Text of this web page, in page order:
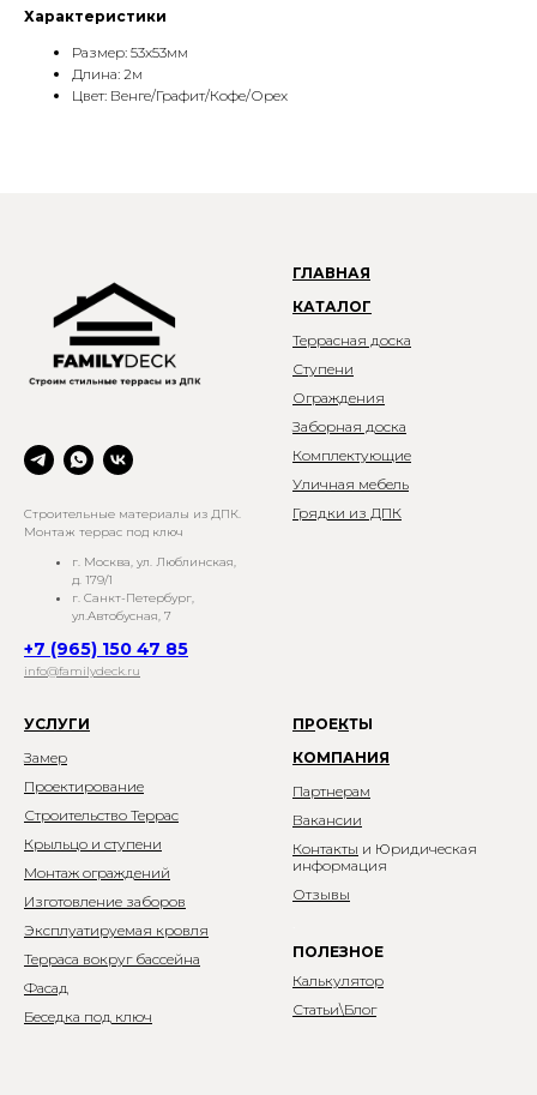
Характеристики
Размер: 53x53мм
Длина: 2м
Цвет: Венге/Графит/Кофе/Орех
Строительные материалы из ДПК.
Монтаж террас под ключ
г. Москва, ул. Люблинская,
д. 179/1
г. Санкт-Петербург,
ул.Автобусная, 7
+7 (965) 150 47 85
info@familydeck.ru
ГЛАВНАЯ
КАТАЛОГ
Террасная доска
Ступени
Ограждения
Заборная доска
Комплектующие
Уличная мебель
Грядки из ДПК
УСЛУГИ
Замер
Проектирование
Строительство Террас
Крыльцо и ступени
Монтаж ограждений
Изготовление заборов
Эксплуатируемая кровля
Терраса вокруг бассейна
Фасад
Беседка под ключ
ПРОЕКТЫ
КОМПАНИЯ
Партнерам
Вакансии
Контакты и Юридическая
информация
Отзывы
ПОЛЕЗНОЕ
Калькулятор
Статьи\Блог